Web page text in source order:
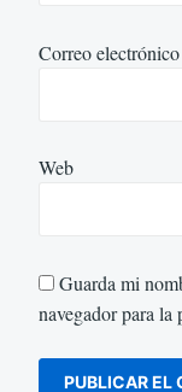
Correo electrónico
Web
Guarda mi
navegador para la